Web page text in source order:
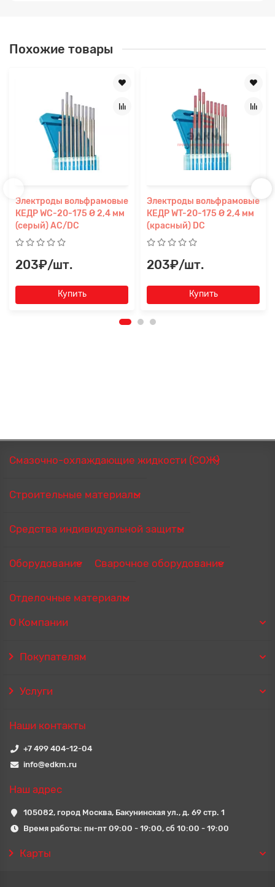
Похожие товары
Электроды вольфрамовые
КЕДР WC-20-175 Ø 2,4 мм
(серый) AC/DC
203₽/шт.
Купить
Электроды вольфрамовые
КЕДР WT-20-175 Ø 2,4 мм
(красный) DC
203₽/шт.
Купить
Смазочно-охлаждающие жидкости (СОЖ)
Строительные материалы
Средства индивидуальной защиты
Оборудование Сварочное оборудование
Отделочные материалы
О Компании
Покупателям
Услуги
Наши контакты
+7 499 404-12-04
info@edkm.ru
Наш адрес
105082, город Москва, Бакунинская ул., д. 69 стр. 1
Время работы: пн-пт 09:00 - 19:00, сб 10:00 - 19:00
Карты